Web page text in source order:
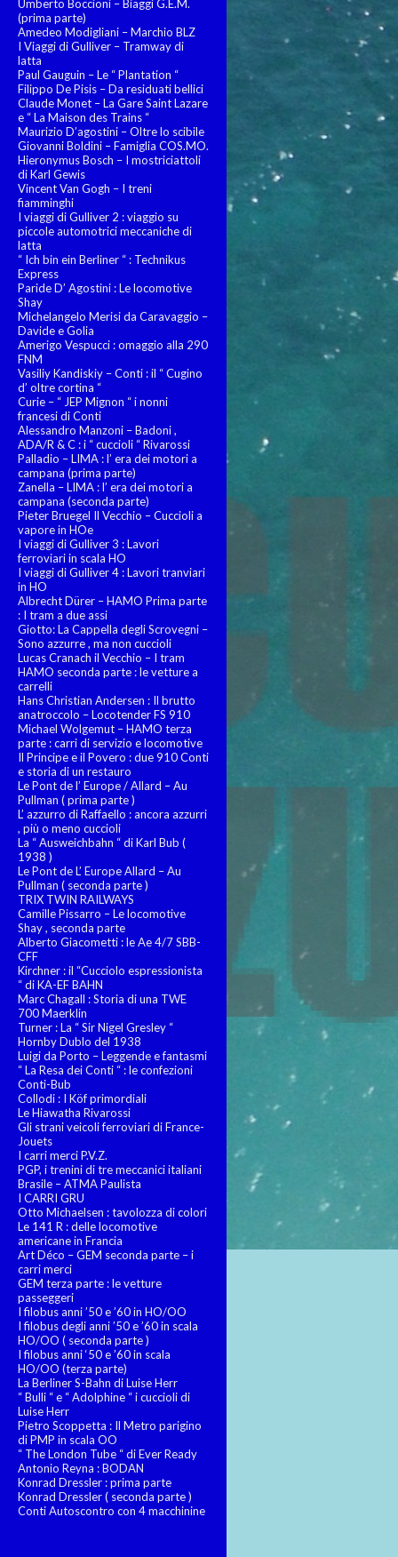
Umberto Boccioni – Biaggi G.E.M.
(prima parte)
Amedeo Modigliani – Marchio BLZ
I Viaggi di Gulliver – Tramway di
latta
Paul Gauguin – Le “ Plantation “
Filippo De Pisis – Da residuati bellici
Claude Monet – La Gare Saint Lazare
e “ La Maison des Trains “
Maurizio D’agostini – Oltre lo scibile
Giovanni Boldini – Famiglia COS.MO.
Hieronymus Bosch – I mostriciattoli
di Karl Gewis
Vincent Van Gogh – I treni
fiamminghi
I viaggi di Gulliver 2 : viaggio su
piccole automotrici meccaniche di
latta
“ Ich bin ein Berliner “ : Technikus
Express
Paride D’ Agostini : Le locomotive
Shay
Michelangelo Merisi da Caravaggio –
Davide e Golia
Amerigo Vespucci : omaggio alla 290
FNM
Vasiliy Kandiskiy – Conti : il “ Cugino
d’ oltre cortina “
Curie – “ JEP Mignon “ i nonni
francesi di Conti
Alessandro Manzoni – Badoni ,
ADA/R & C : i “ cuccioli “ Rivarossi
Palladio – LIMA : l’ era dei motori a
campana (prima parte)
Zanella – LIMA : l’ era dei motori a
campana (seconda parte)
Pieter Bruegel Il Vecchio – Cuccioli a
vapore in HOe
I viaggi di Gulliver 3 : Lavori
ferroviari in scala HO
I viaggi di Gulliver 4 : Lavori tranviari
in HO
Albrecht Dürer – HAMO Prima parte
: I tram a due assi
Giotto: La Cappella degli Scrovegni –
Sono azzurre , ma non cuccioli
Lucas Cranach il Vecchio – I tram
HAMO seconda parte : le vetture a
carrelli
Hans Christian Andersen : Il brutto
anatroccolo – Locotender FS 910
Michael Wolgemut – HAMO terza
parte : carri di servizio e locomotive
Il Principe e il Povero : due 910 Conti
e storia di un restauro
Le Pont de l’ Europe / Allard – Au
Pullman ( prima parte )
L’ azzurro di Raffaello : ancora azzurri
, più o meno cuccioli
La “ Ausweichbahn “ di Karl Bub (
1938 )
Le Pont de L’ Europe Allard – Au
Pullman ( seconda parte )
TRIX TWIN RAILWAYS
Camille Pissarro – Le locomotive
Shay , seconda parte
Alberto Giacometti : le Ae 4/7 SBB-
CFF
Kirchner : il “Cucciolo espressionista
“ di KA-EF BAHN
Marc Chagall : Storia di una TWE
700 Maerklin
Turner : La “ Sir Nigel Gresley “
Hornby Dublo del 1938
Luigi da Porto – Leggende e fantasmi
“ La Resa dei Conti “ : le confezioni
Conti-Bub
Collodi : I Köf primordiali
Le Hiawatha Rivarossi
Gli strani veicoli ferroviari di France-
Jouets
I carri merci P.V.Z.
PGP, i trenini di tre meccanici italiani
Brasile – ATMA Paulista
I CARRI GRU
Otto Michaelsen : tavolozza di colori
Le 141 R : delle locomotive
americane in Francia
Art Déco – GEM seconda parte – i
carri merci
GEM terza parte : le vetture
passeggeri
I filobus anni ’50 e ’60 in HO/OO
I filobus degli anni ’50 e ’60 in scala
HO/OO ( seconda parte )
I filobus anni ‘50 e ’60 in scala
HO/OO (terza parte)
La Berliner S-Bahn di Luise Herr
“ Bulli “ e “ Adolphine “ i cuccioli di
Luise Herr
Pietro Scoppetta : Il Metro parigino
di PMP in scala OO
“ The London Tube “ di Ever Ready
Antonio Reyna : BODAN
Konrad Dressler : prima parte
Konrad Dressler ( seconda parte )
Conti Autoscontro con 4 macchinine